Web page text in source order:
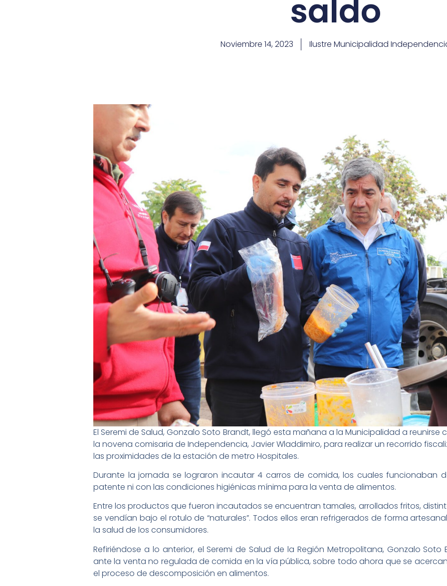
saldo
Noviembre 14, 2023 Ilustre Municipalidad
El Seremi de Salud, Gonzalo Soto Brandt, llegó esta mañana a la Municipalidad a reunirse
la novena comisaria de Independencia, Javier Wladdimiro, para realizar un recorrido
las proximidades de la estación de metro Hospitales.
Durante la jornada se lograron incautar 4 carros de comida, los cuales funcionaban
patente ni con las condiciones higiénicas mínima para la venta de alimentos.
Entre los productos que fueron incautados se encuentran tamales, arrollados fritos,
se vendían bajo el rotulo de “naturales”. Todos ellos eran refrigerados de forma
la salud de los consumidores.
Refiriéndose a lo anterior, el Seremi de Salud de la Región Metropolitana, Gonzalo
ante la venta no regulada de comida en la vía pública, sobre todo ahora que se
el proceso de descomposición en alimentos.